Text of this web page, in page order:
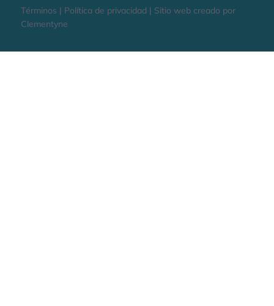
Términos | Política de privacidad | Sitio web creado por
Clementyne